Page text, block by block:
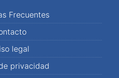
Frecuentes
legal
privacidad